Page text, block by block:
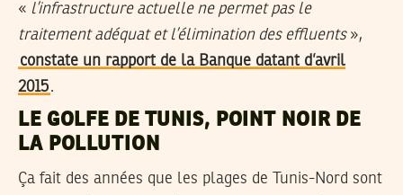
« l’infrastructure actuelle ne permet pas le
traitement adéquat et l’élimination des effluents»,
constate un rapport de la Banque datant d’avril
2015.
LE GOLFE DE TUNIS, POINT NOIR DE
LA POLLUTION
Ça fait des années que les plages de Tunis-Nord sont